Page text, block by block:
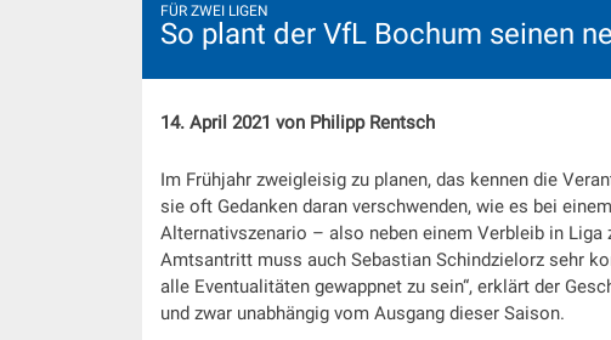
FÜR ZWEI LIGEN
So plant der VfL Bochum seinen
14. April 2021 von Philipp Rentsch
Im Frühjahr zweigleisig zu planen, das kennen die
sie oft Gedanken daran verschwenden, wie es bei
Alternativszenario – also neben einem Verbleib in
Amtsantritt muss auch Sebastian Schindzielorz sehr
alle Eventualitäten gewappnet zu sein“, erklärt der
und zwar unabhängig vom Ausgang dieser Saison.